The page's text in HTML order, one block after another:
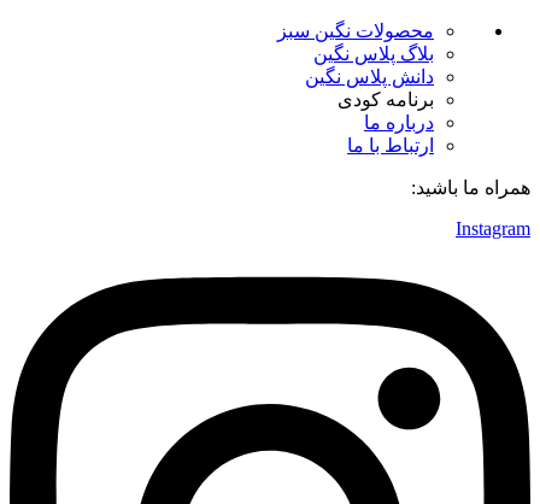
محصولات نگین سبز
بلاگ پلاس نگین
دانش پلاس نگین
برنامه کودی
درباره ما
ارتباط با ما
همراه ما باشید:
Instagram